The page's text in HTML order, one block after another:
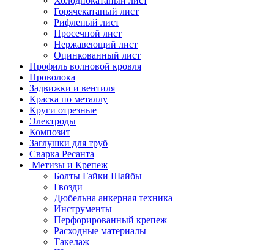
Горячекатаный лист
Рифленый лист
Просечной лист
Нержавеющий лист
Оцинкованный лист
Профиль волновой кровля
Проволока
Задвижки и вентиля
Краска по металлу
Круги отрезные
Электроды
Композит
Заглушки для труб
Сварка Ресанта
Метизы и Крепеж
Болты Гайки Шайбы
Гвозди
Дюбельна анкерная техника
Инструменты
Перфорированный крепеж
Расходные материалы
Такелаж